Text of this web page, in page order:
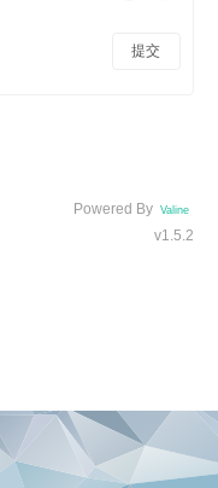
提交
Powered By Valine
v1.5.2